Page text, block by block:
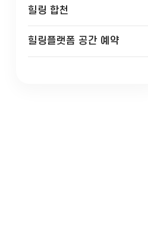
힐링 합천
힐링플랫폼 공간 예약